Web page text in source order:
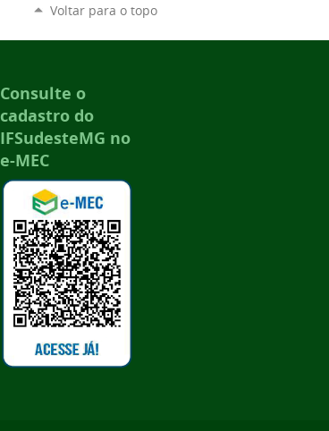
Voltar para o topo
Consulte o
cadastro do
IFSudesteMG no
e-MEC